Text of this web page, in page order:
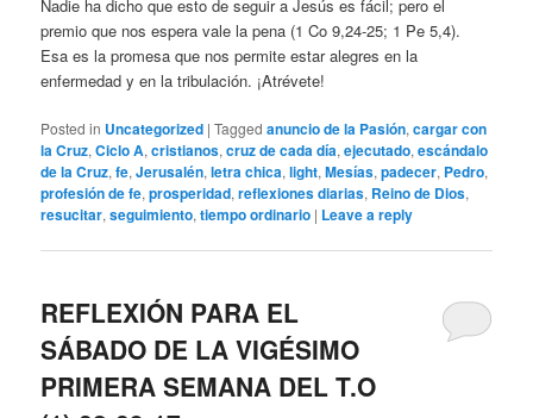
Nadie ha dicho que esto de seguir a Jesús es fácil; pero el
premio que nos espera vale la pena (1 Co 9,24-25; 1 Pe 5,4).
Esa es la promesa que nos permite estar alegres en la
enfermedad y en la tribulación. ¡Atrévete!
Posted in Uncategorized |Tagged anuncio de la Pasión,cargar con
la Cruz,Ciclo A,cristianos,cruz de cada día,ejecutado,escándalo
de la Cruz,fe,Jerusalén,letra chica,light,Mesías,padecer, Pedro,
profesión de fe,prosperidad,reflexiones diarias, Reino de Dios,
resucitar,seguimiento,tiempo ordinario | Leave a reply
REFLEXIÓN PARA EL
SÁBADO DE LA VIGÉSIMO
PRIMERA SEMANA DEL T.O